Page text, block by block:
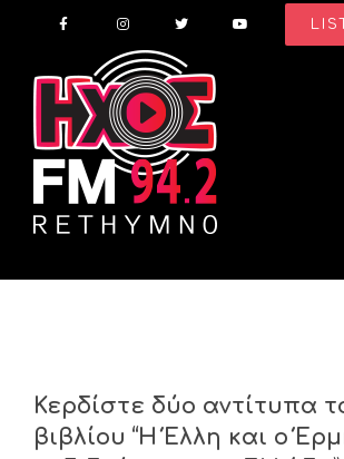
content
Κερδίστε δύο αντίτυπα
βιβλίου “Η Έλλη και ο